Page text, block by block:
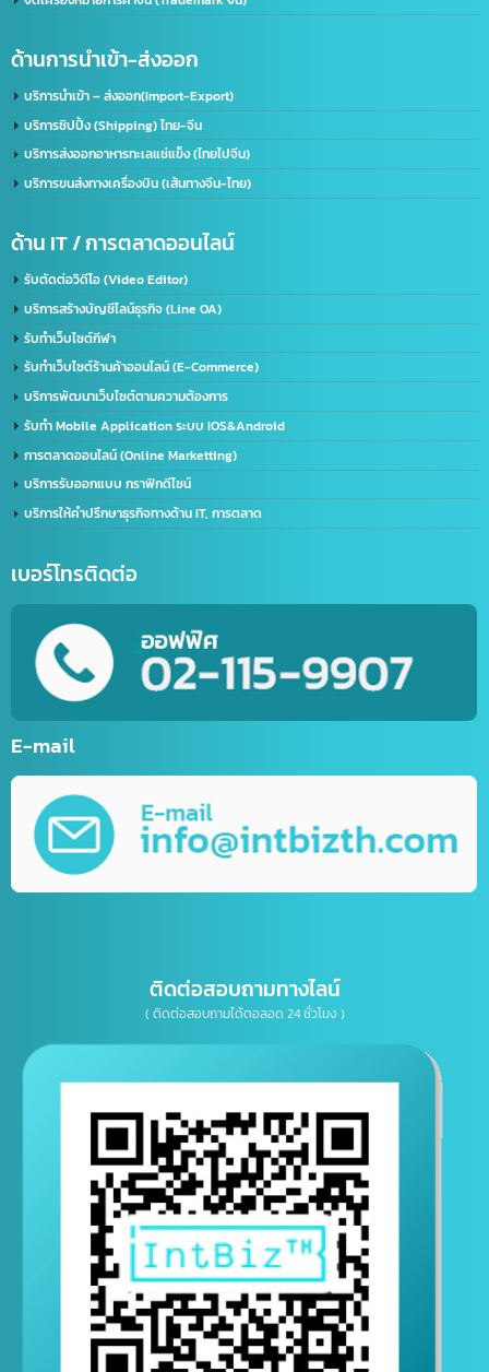
ด้านใบอนุญาต(อเมริกา)
รับจด​ อย.​ อเมริกา US. FDA​ (เร่งด่วน)
ด้านใบอนุญาต(จีน)
จดทะเบียนบริษัทที่จีน คนไทยถือหุ้น 100%
บริการขอนุญาตฉลากจีน / ขอฉลาก CIQ
บริการรับขึ้นทะเบียน GACC
จดเครื่องหมายการค้าจีน (Trademark จีน)
ด้านการนำเข้า-ส่งออก
บริการนำเข้า – ส่งออก(Import-Export)
บริการชิปปิ้ง (Shipping) ไทย-จีน
บริการส่งออกอาหารทะเลแช่แข็ง (ไทยไปจีน)
บริการขนส่งทางเครื่องบิน (เส้นทางจีน-ไทย)
ด้าน IT / การตลาดออนไลน์
รับตัดต่อวิดีโอ (Video Editor)
บริการสร้างบัญชีไลน์ธุรกิจ (Line OA)
รับทำเว็บไซต์กีฬา
รับทำเว็บไซต์ร้านค้าออนไลน์ (E-Commerce)
การตลาดออนไลน์ (Online Marketting)
บริการรับออกแบบ กราฟิกดีไซน์
บริการให้คำปรึกษาธุรกิจทางด้าน IT, การตลาด
ติดต่อสอบถามทางไลน์